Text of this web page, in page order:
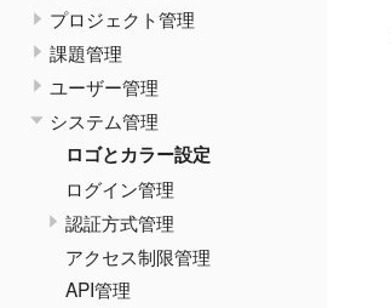
プロジェクト管理
課題管理
ユーザー管理
システム管理
ロゴとカラー設定
ログイン管理
認証方式管理
アクセス制限管理
API管理